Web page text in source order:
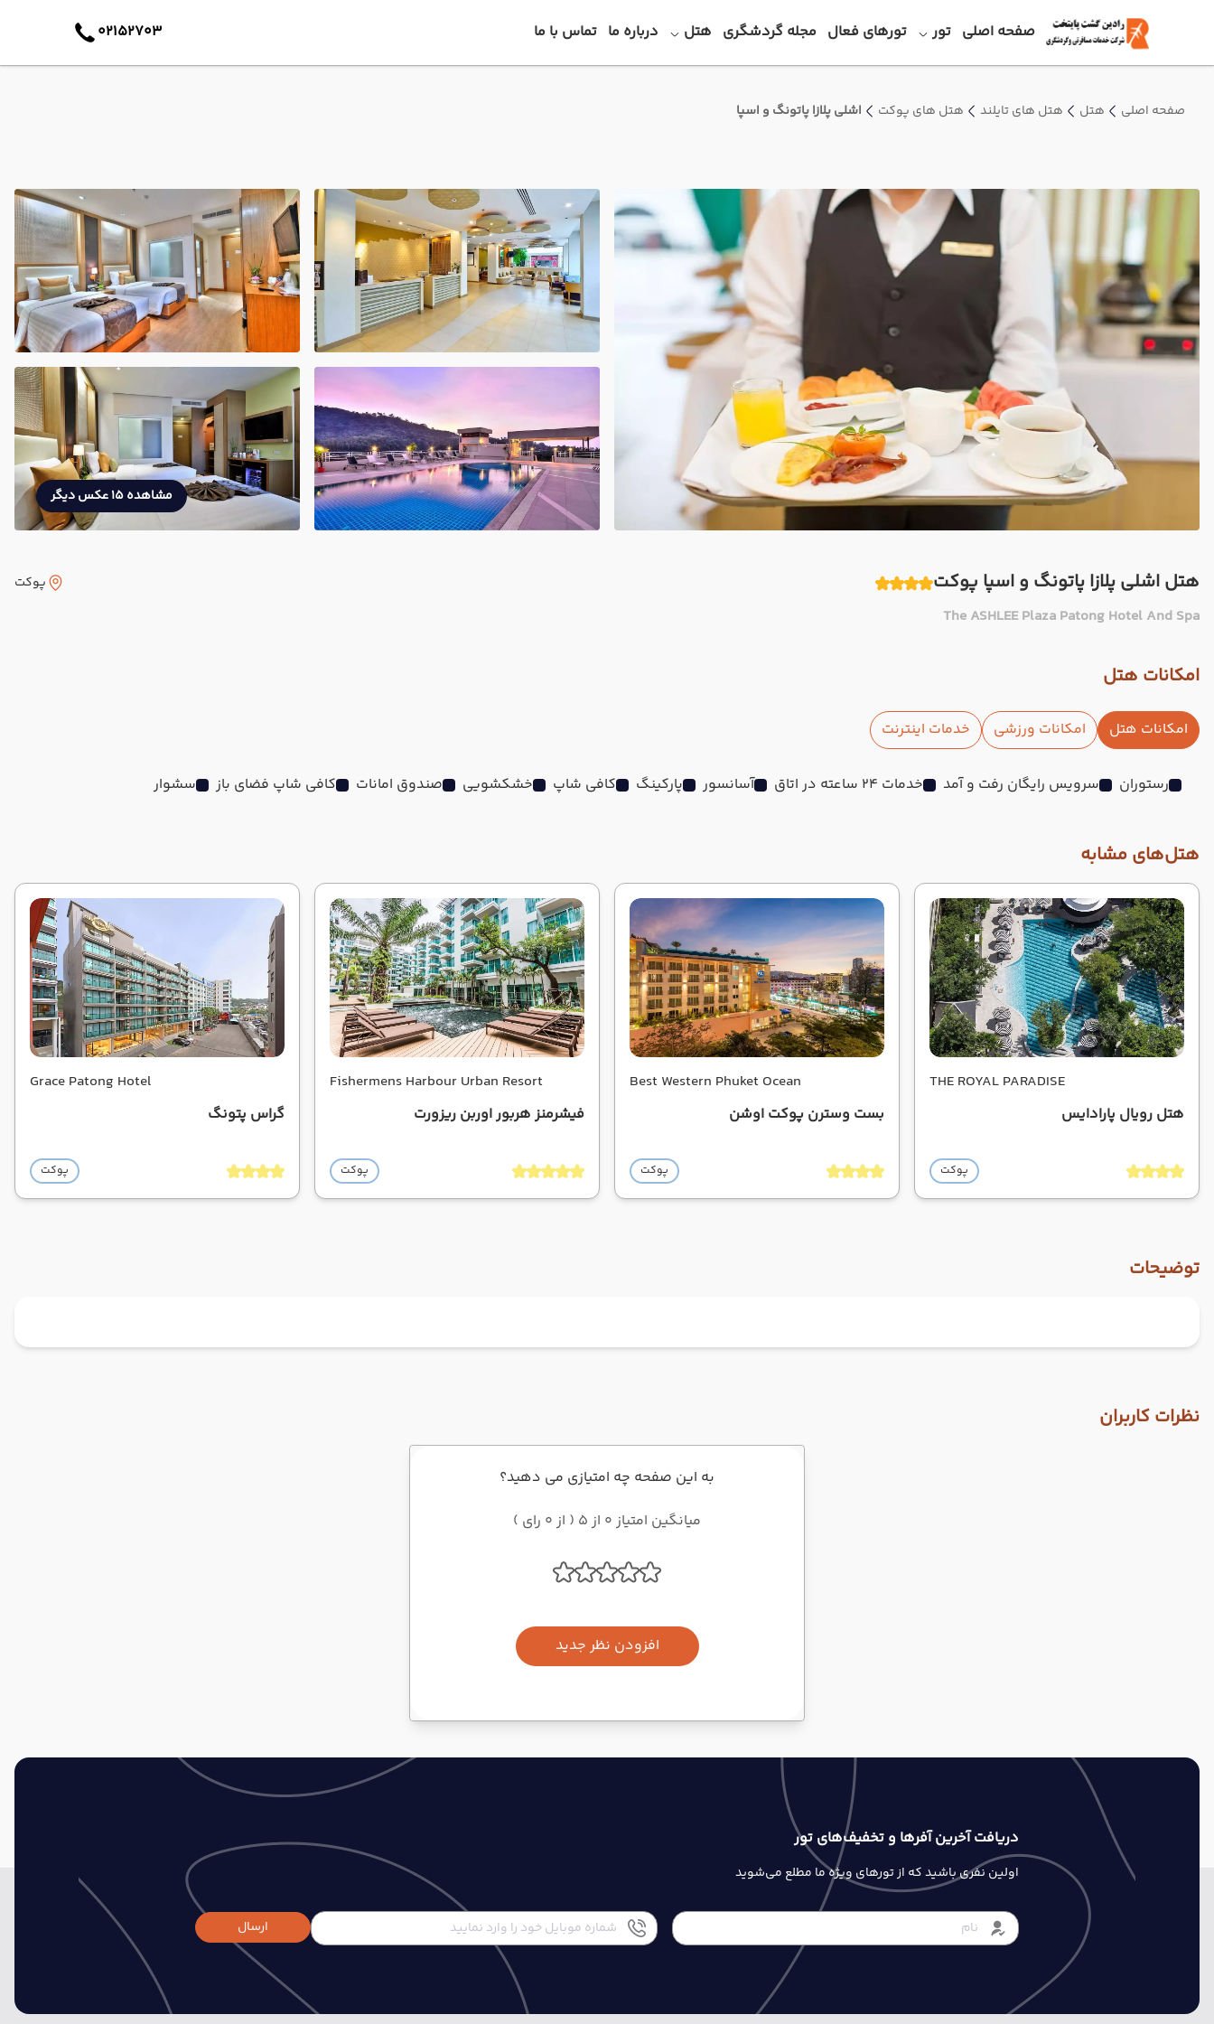
صفحه اصلی تور تورهای فعال مجله گردشگری هتل درباره ما تماس با ما 02152703
صفحه اصلی هتل هتل های تایلند هتل های پوکت اشلی پلازا پاتونگ و اسپا
مشاهده 15 عکس دیگر
هتل اشلی پلازا پاتونگ و اسپا پوکت
The ASHLEE Plaza Patong Hotel And Spa
پوکت
امکانات هتل
امکانات هتل امکانات ورزشی خدمات اینترنت
رستوران سرویس رایگان رفت و آمد خدمات 24 ساعته در اتاق آسانسور پارکینگ کافی شاپ خشکشویی صندوق امانات کافی شاپ فضای باز سشوار
هتل‌های مشابه
THE ROYAL PARADISE
هتل رویال پارادایس
پوکت
Best Western Phuket Ocean
بست وسترن پوکت اوشن
پوکت
Fishermens Harbour Urban Resort
فیشرمنز هربور اوربن ریزورت
پوکت
Grace Patong Hotel
گراس پتونگ
پوکت
توضیحات
نظرات کاربران
به این صفحه چه امتیازی می دهید؟
میانگین امتیاز 0 از 5 ( از 0 رای )
افزودن نظر جدید
دریافت آخرین آفرها و تخفیف‌های تور
اولین نفری باشید که از تورهای ویژه ما مطلع می‌شوید
ارسال